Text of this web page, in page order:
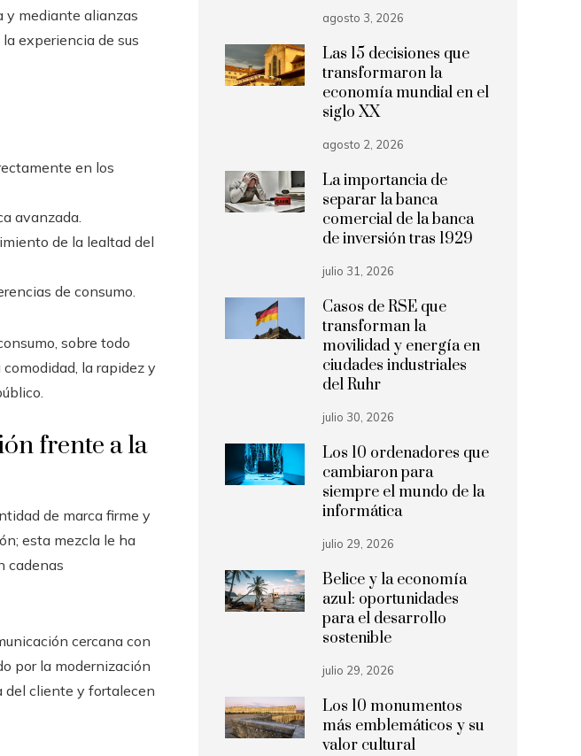
y mediante alianzas
experiencia de sus
en los
avanzada.
de la lealtad del
de consumo.
sobre todo
la rapidez y
frente a la
de marca firme y
esta mezcla le ha
cadenas
cercana con
por la modernización
del cliente y fortalecen
agosto 3, 2026
Las 15 decisiones que
transformaron la
economía mundial en el
siglo XX
agosto 2, 2026
La importancia de
separar la banca
comercial de la banca
de inversión tras 1929
julio 31, 2026
Casos de RSE que
transforman la
movilidad y energía en
ciudades industriales
del Ruhr
julio 30, 2026
Los 10 ordenadores que
cambiaron para
siempre el mundo de la
informática
julio 29, 2026
Belice y la economía
azul: oportunidades
para el desarrollo
sostenible
julio 29, 2026
Los 10 monumentos
más emblemáticos y su
valor cultural